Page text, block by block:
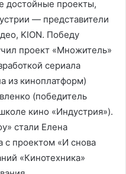
достойные проекты,
— представители
KION. Победу
проект «Множитель»
сериала
из киноплатформ)
(победитель
кино «Индустрия»).
стали Елена
с проектом «И снова
«Кинотехника»